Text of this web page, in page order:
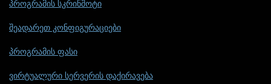
პროგრამის სკრინშოტი
შეადარეთ კონფიგურაციები
პროგრამის ფასი
ვირტუალური სერვერის დაქირავება